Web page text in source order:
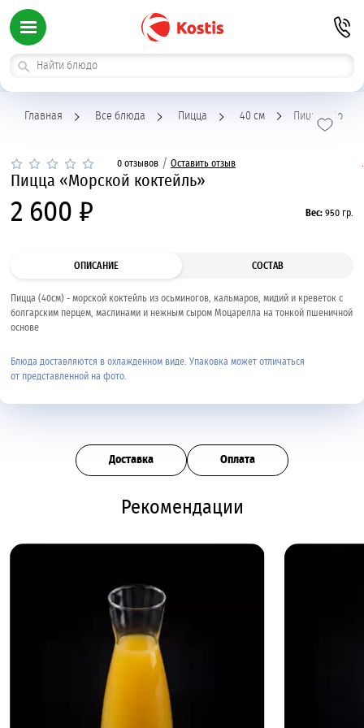
Главная Все блюда Пицца 40 см Пицца
0 отзывов / Оставить отзыв
Пицца «Морской коктейль»
2 600 ₽ Вес: 950 гр.
ОПИСАНИЕ СОСТАВ
Пицца (40см) - морской коктейль из осьминогов, кальмаров, мидий и креветок с
болгарским перцем, маслинами и нежным сыром Моцарелла на тонкой пшеничной
основе
Блюда доставляются в охлажденном виде. Упаковка может отличаться
от представленной на фото.
Доставка Оплата
Рекомендации